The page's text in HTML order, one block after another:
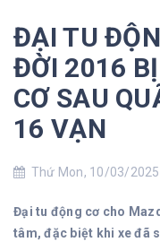
ĐẠI TU
ĐỜI 2016
CƠ SAU
16 VẠN
Thứ Mon, 10/03/2025
Đại tu động cơ cho
tâm, đặc biệt khi xe đã